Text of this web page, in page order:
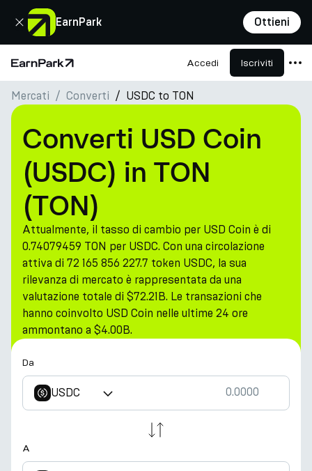
EarnPark Ottieni
Chiudi
Pagina principale Accedi Iscriviti
Prodotti
Mercati
Calcolatori
PARK Token
Risorse
Azienda
Mercati Converti USDC to TON
Converti USD Coin
(USDC) in TON
(TON)
Attualmente, il tasso di cambio per USD Coin è di
0.74079459 TON per USDC. Con una circolazione
attiva di 72 165 856 227.7 token USDC, la sua
rilevanza di mercato è rappresentata da una
valutazione totale di $72.21B. Le transazioni che
hanno coinvolto USD Coin nelle ultime 24 ore
ammontano a $4.00B.
Da
USDC
A